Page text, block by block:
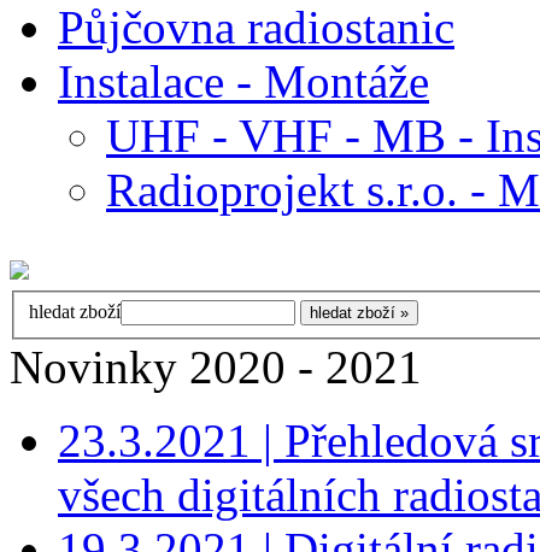
Půjčovna radiostanic
Instalace - Montáže
UHF - VHF - MB -
Radioprojekt s.r.o. -
hledat zboží
Novinky 2020 - 2021
23.3.2021 | Přehledová
všech digitálních